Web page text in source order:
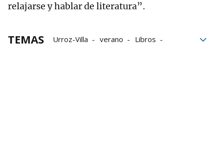
relajarse y hablar de literatura”.
TEMAS Urroz-Villa verano
Libros